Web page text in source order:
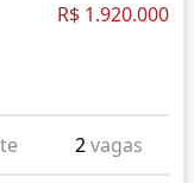
R$ 1.920.000
2vagas